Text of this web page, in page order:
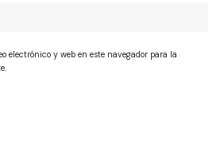
electrónico y web en este navegador para la